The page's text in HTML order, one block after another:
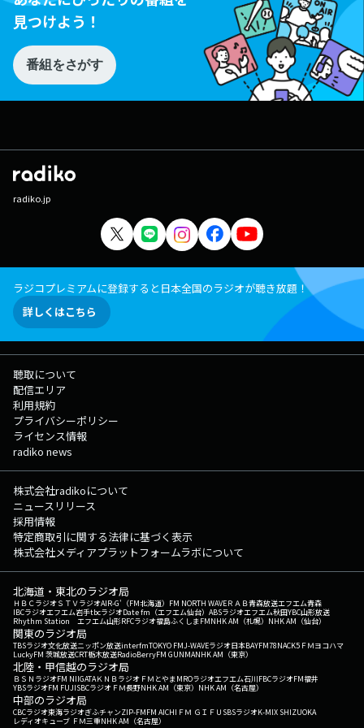
見つけよう！
番組をさがす
radiko.jp
ラジコプレミアムに登録すると日本全国のラジオが聴き放題！
詳しくはこちら
聴取について
配信エリア
利用規約
プライバシーポリシー
ライセンス情報
radiko news
株式会社radikoについて
ニュースリリース
採用情報
特定商取引に関する法律に基づく表示
株式会社メディアプラットフォームラボについて
北海道・東北のラジオ局
ＨＢＣラジオＳＴＶラジオAIR-G'（FM北海道） FM NORTH WAVEＲＡＢ青森放送エフエム青森
IBCラジオエフエム岩手tbcラジオDate fm（エフエム仙台） ABSラジオエフエム秋田YBC山形放送
Rhythm Station エフエム山形RFCラジオ福島ふくしまFMNHK AM（札幌） NHK AM（仙台）
関東のラジオ局
TBSラジオ文化放送ニッポン放送interfmTOKYO FMJ-WAVEラジオ日本BAYFM78NACK5 ＦＭヨコハマ
LuckyFM 茨城放送CRT栃木放送RadioBerryFM GUNMANHK AM（東京）
北陸・甲信越のラジオ局
ＢＳＮラジオFM NIIGATAＫＮＢラジオ ＦＭとやまMROラジオエフエム石川FBCラジオFM福井
YBSラジオFM FUJISBCラジオ ＦＭ長野NHK AM（東京） NHK AM（名古屋）
中部のラジオ局
CBCラジオ東海ラジオぎふチャンZIP-FMFM AICHI ＦＭ ＧＩＦＵ SBSラジオK-MIX SHIZUOKA
レディオキューブ ＦＭ三重NHK AM（名古屋）